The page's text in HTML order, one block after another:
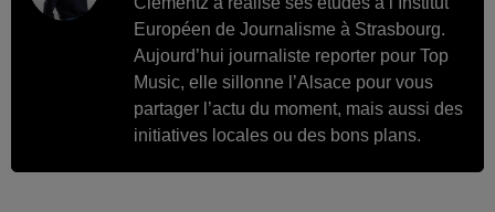
Européen de Journalisme à Strasbourg.
Aujourd’hui journaliste reporter pour Top
Music, elle sillonne l’Alsace pour vous
partager l’actu du moment, mais aussi des
initiatives locales ou des bons plans.